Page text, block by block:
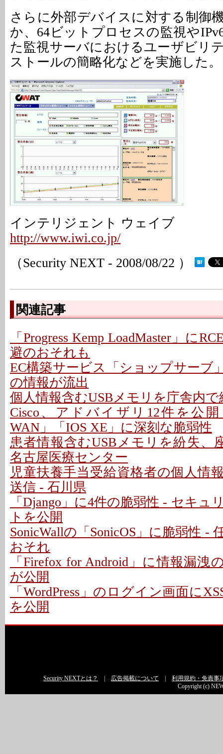
さらに外部デバイスに対する制御
か、64ビットプロセスの監視や
た監視サーバにおけるユーザビリ
ストールの簡略化などを実施した。
インテリジェント ウェイブ
http://www.iwi.co.jp/
（Security NEXT - 2008/08/22 ）
関連記事
「Progress Kemp LoadMaster」に
避のおそれも
EC構築サービス「ショップサーブ
の情報が流出
個人情報含むUSBメモリを庁舎内で
Cisco、アドバイザリ12件を公開
WAN」「IOS XE」に深刻な脆弱性
患者情報含むUSBメモリを紛失、
名古屋医療センター
児童扶養手当受給資格者の個人情
送信 - 石川県
「Django」に4件の脆弱性 - セキュ
トを公開
SonicWallの「SonicOS」に脆弱性 -
おそれ
「Firefox for Android」に情報漏洩
が公開
「WordPress」のログイン画面に
を公開
Security NEXTとは？ | 広告掲載について | 利用規約・免責事
Copyright (c)